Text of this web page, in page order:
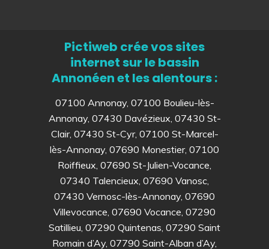
Pictiweb crée vos sites
internet sur le bassin
Annonéen et les alentours :
07100 Annonay, 07100 Boulieu-lès-
Annonay, 07430 Davézieux, 07430 St-
Clair, 07430 St-Cyr, 07100 St-Marcel-
lès-Annonay, 07690 Monestier, 07100
Roiffieux, 07690 St-Julien-Vocance,
07340 Talencieux, 07690 Vanosc,
07430 Vernosc-lès-Annonay, 07690
Villevocance, 07690 Vocance, 07290
Satillieu, 07290 Quintenas, 07290 Saint
Romain d’Ay, 07790 Saint-Alban d’Ay,